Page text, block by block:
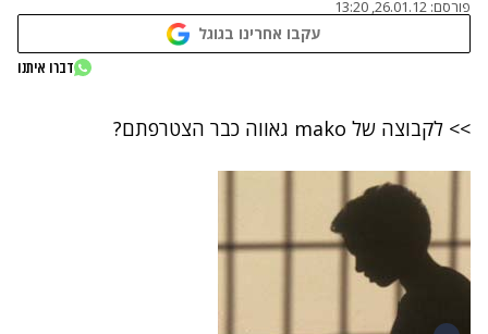
פורסם: 26.01.12, 13:20
עקבו אחרינו בגוגל
דברו איתנו
>> לקבוצה של mako גאווה כבר הצטרפתם?